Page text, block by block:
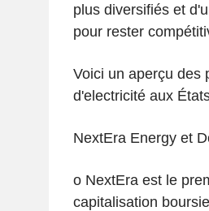
plus diversifiés et
pour rester
Voici un aperçu des
d'electricité aux
NextEra Energy et
o NextEra est le
capitalisation